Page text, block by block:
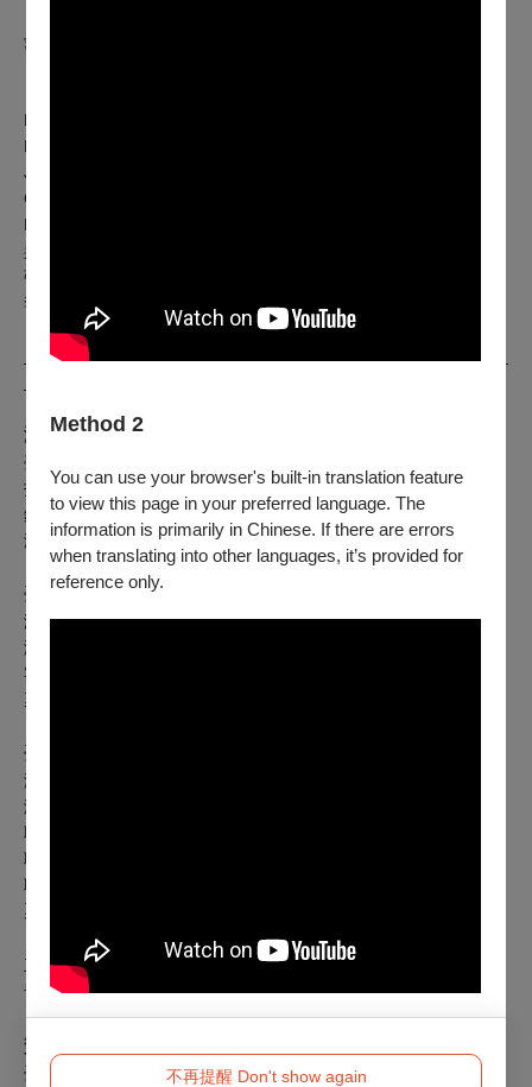
Method 2
You can use your browser's built-in translation feature
to view this page in your preferred language. The
information is primarily in Chinese. If there are errors
when translating into other languages, it’s provided for
reference only.
不再提醒 Don't show again
愛人，我的佳偶
Edward Elgar｜ Love's Tempest 愛的風暴
Federica Lo Pinto｜ SOLEIL 太陽
Jake Runestad｜ Spirited Light 靈魂之光
Giovanni Gabrieli｜ Jubilate Deo 以喜悅的歌聲讚美神
Mark Hayes｜ What a Wonderful World 多麼美好的世界
吳多才
張舒涵｜ 髻鬃花
李孟峰
｜民歌組曲
___________________________________________________
演出團隊
臺北場客席指揮｜安博茲．裘比 Ambrož Čopi
指 揮｜張成璞
鋼 琴｜李妮穎
演 出｜青韵合唱團
臺北場
演出時間｜2025年6月23日（一）19:30
演出地點
客席指揮｜安博茲．裘比 Ambrož Čopi
票 價
臺中場聯合演出
演出時間
演出地點｜臺中國家歌劇院中劇院
聯演指揮｜林怡文
聯演鋼琴｜賴怡如
聯演團體｜東海大學校友合唱團中部團
票 價｜300 500 800 1000
主辦單位
青韵合唱團
贊助單位
臺北市政府文化局、臺中市政府文化局、國家文化藝術基金會